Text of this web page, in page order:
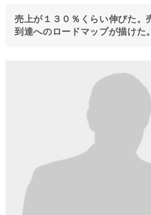
売上が１３０％くらい伸びた。
到達へのロードマップが描けた。